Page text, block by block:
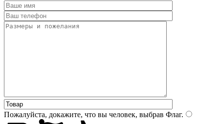
Пожалуйста, докажите, что вы человек, выбрав Флаг.